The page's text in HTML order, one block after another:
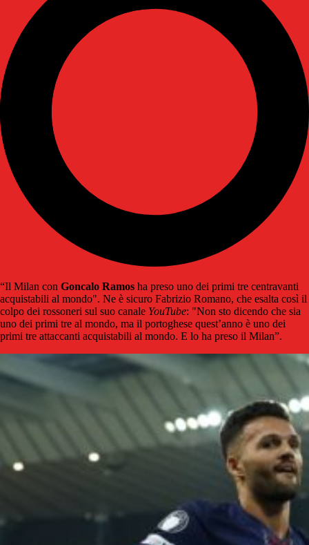
“Il Milan con Goncalo Ramos ha preso uno dei primi tre centravanti
acquistabili al mondo". Ne è sicuro Fabrizio Romano, che esalta così il
colpo dei rossoneri sul suo canale YouTube: "Non sto dicendo che sia
uno dei primi tre al mondo, ma il portoghese quest’anno è uno dei
primi tre attaccanti acquistabili al mondo. E lo ha preso il Milan”.